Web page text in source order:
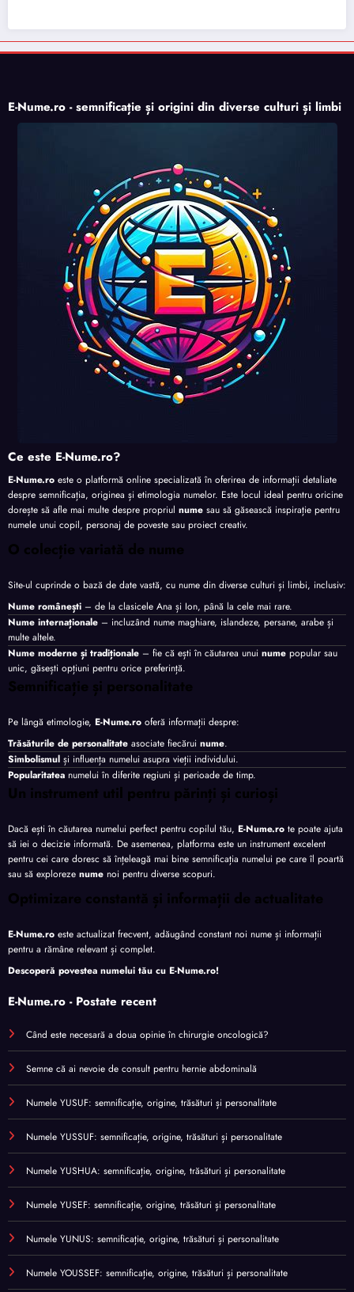
E-Nume.ro - semnificație și origini din diverse culturi și limbi
Ce este E-Nume.ro?
E-Nume.ro este o platformă online specializată în oferirea de informații detaliate
despre semnificația, originea și etimologia numelor. Este locul ideal pentru oricine
dorește să afle mai multe despre propriul nume sau să găsească inspirație pentru
numele unui copil, personaj de poveste sau proiect creativ.
O colecție variată de nume
Site-ul cuprinde o bază de date vastă, cu nume din diverse culturi și limbi, inclusiv:
Nume românești – de la clasicele Ana și Ion, până la cele mai rare.
Nume internaționale – incluzând nume maghiare, islandeze, persane, arabe și
multe altele.
Nume moderne și tradiționale – fie că ești în căutarea unui nume popular sau
unic, găsești opțiuni pentru orice preferință.
Semnificație și personalitate
Pe lângă etimologie, E-Nume.ro oferă informații despre:
Trăsăturile de personalitate asociate fiecărui nume.
Simbolismul și influența numelui asupra vieții individului.
Popularitatea numelui în diferite regiuni și perioade de timp.
Un instrument util pentru părinți și curioși
Dacă ești în căutarea numelui perfect pentru copilul tău, E-Nume.ro te poate ajuta
să iei o decizie informată. De asemenea, platforma este un instrument excelent
pentru cei care doresc să înțeleagă mai bine semnificația numelui pe care îl poartă
sau să exploreze nume noi pentru diverse scopuri.
Optimizare constantă și informații de actualitate
E-Nume.ro este actualizat frecvent, adăugând constant noi nume și informații
pentru a rămâne relevant și complet.
Descoperă povestea numelui tău cu E-Nume.ro!
E-Nume.ro - Postate recent
Când este necesară a doua opinie în chirurgie oncologică?
Semne că ai nevoie de consult pentru hernie abdominală
Numele YUSUF: semnificație, origine, trăsături și personalitate
Numele YUSSUF: semnificație, origine, trăsături și personalitate
Numele YUSHUA: semnificație, origine, trăsături și personalitate
Numele YUSEF: semnificație, origine, trăsături și personalitate
Numele YUNUS: semnificație, origine, trăsături și personalitate
Numele YOUSSEF: semnificație, origine, trăsături și personalitate